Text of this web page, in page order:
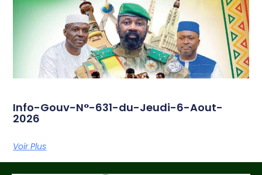
Info-Gouv-N°-631-du-Jeudi-6-Aout-
2026
Voir Plus